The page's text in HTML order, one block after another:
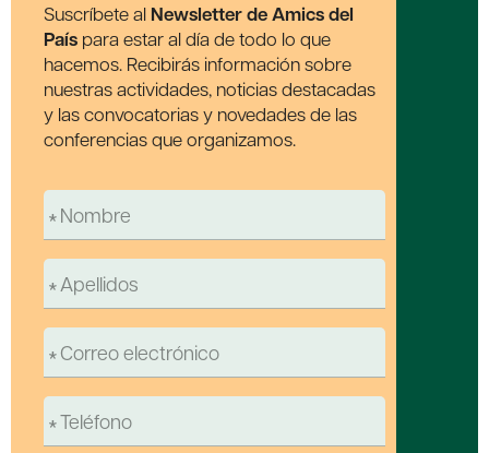
Suscríbete al Newsletter de Amics del
País para estar al día de todo lo que
hacemos. Recibirás información sobre
nuestras actividades, noticias destacadas
y las convocatorias y novedades de las
conferencias que organizamos.